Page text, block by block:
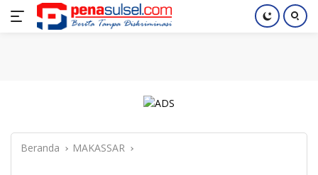
Langsung
Home Nasional Pendidikan Index
Beranda MAKASSAR